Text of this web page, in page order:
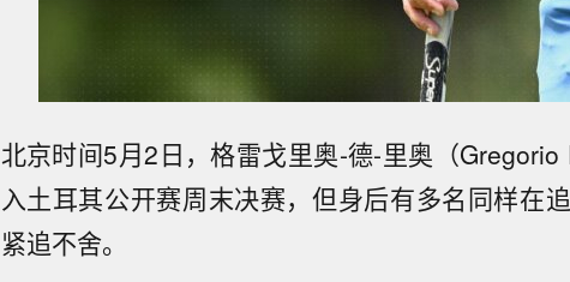
北京时间5月2日，格雷戈里奥-德-里奥（
入土耳其公开赛周末决赛，但身后有多名同样在
紧追不舍。